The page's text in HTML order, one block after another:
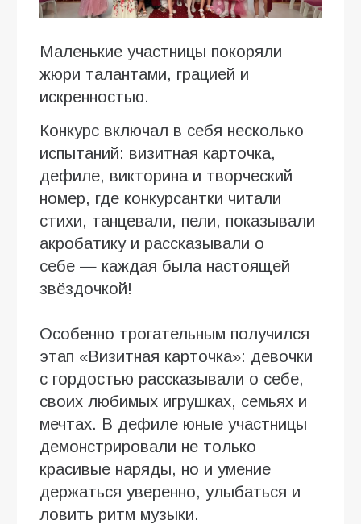
Маленькие участницы покоряли
жюри талантами, грацией и
искренностью.
Конкурс включал в себя несколько
испытаний: визитная карточка,
дефиле, викторина и творческий
номер, где конкурсантки читали
стихи, танцевали, пели, показывали
акробатику и рассказывали о
себе — каждая была настоящей
звёздочкой!
Особенно трогательным получился
этап «Визитная карточка»: девочки
с гордостью рассказывали о себе,
своих любимых игрушках, семьях и
мечтах. В дефиле юные участницы
демонстрировали не только
красивые наряды, но и умение
держаться уверенно, улыбаться и
ловить ритм музыки.